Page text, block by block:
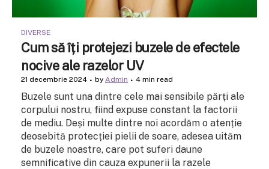
DIVERSE
Cum să îți protejezi buzele de efectele
nocive ale razelor UV
21 decembrie 2024 by Admin 4 min read
Buzele sunt una dintre cele mai sensibile părți ale
corpului nostru, fiind expuse constant la factorii
de mediu. Deși multe dintre noi acordăm o atenție
deosebită protecției pielii de soare, adesea uităm
de buzele noastre, care pot suferi daune
semnificative din cauza expunerii la razele